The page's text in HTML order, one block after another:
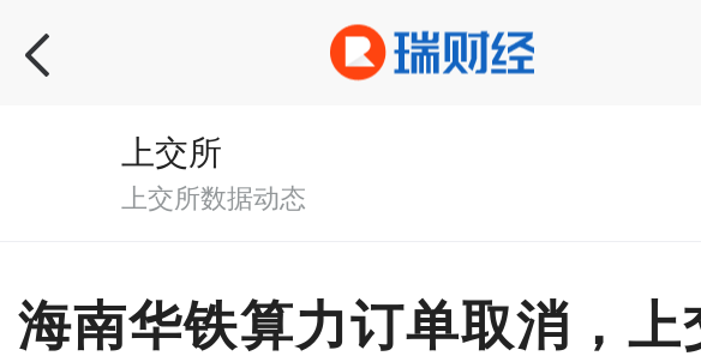
上交所
上交所数据动态
海南华铁算力订单取消，上